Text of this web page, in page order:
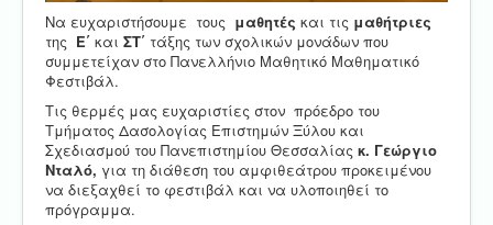
Να ευχαριστήσουμε τους μαθητές και τις μαθήτριες
της Ε΄ και ΣΤ΄ τάξης των σχολικών μονάδων που
συμμετείχαν στο Πανελλήνιο Μαθητικό Μαθηματικό
Φεστιβάλ.
Τις θερμές μας ευχαριστίες στον πρόεδρο του
Τμήματος Δασολογίας Επιστημών Ξύλου και
Σχεδιασμού του Πανεπιστημίου Θεσσαλίας κ. Γεώργιο
Νταλό, για τη διάθεση του αμφιθεάτρου προκειμένου
να διεξαχθεί το φεστιβάλ και να υλοποιηθεί το
πρόγραμμα.